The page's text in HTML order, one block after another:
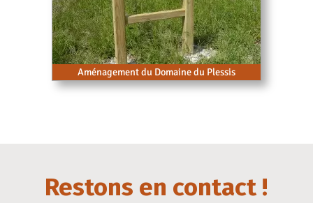
Aménagement du Domaine du Plessis
Restons en contact !